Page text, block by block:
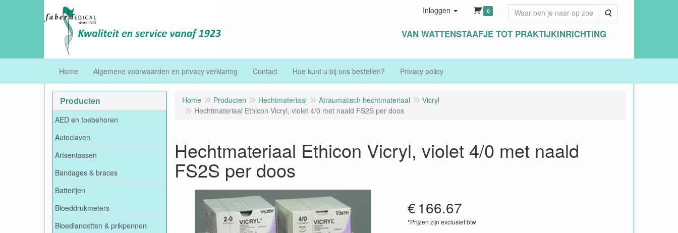
VAN WATTENSTAAFJE TOT PRAKTIJKINRICHTING
Inloggen 0 Zoeken
Home Algemene voorwaarden en privacy verklaring Contact Hoe kunt u bij ons bestellen? Privacy policy
Producten
AED en toebehoren
Autoclaven
Artsentassen
Bandages & braces
Batterijen
Bloeddrukmeters
Bloedlancetten & prikpennen
Home Producten Hechtmateriaal Atraumatisch hechtmateriaal
Vicryl
Hechtmateriaal Ethicon Vicryl, violet 4/0 met naald FS2S per doos
Hechtmateriaal Ethicon Vicryl, violet 4/0 met naald
FS2S per doos
€166.67
*Prijzen zijn exclusief btw